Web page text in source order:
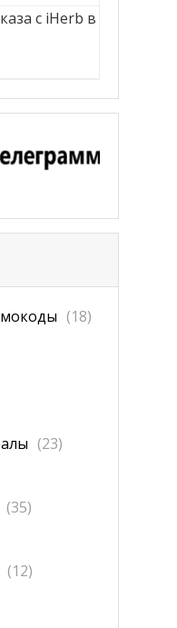
с iHerb в
(18)
(23)
(35)
(12)